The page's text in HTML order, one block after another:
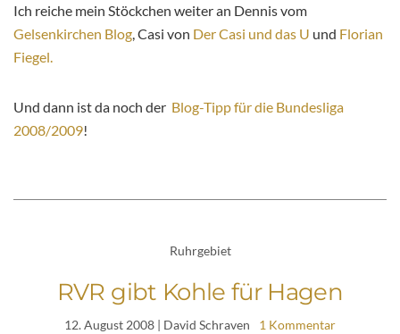
Ich reiche mein Stöckchen weiter an Dennis vom
Gelsenkirchen Blog , Casi von Der Casi und das U und Florian
Fiegel.
Und dann ist da noch der Blog-Tipp für die Bundesliga
2008/2009!
Ruhrgebiet
RVR gibt Kohle für Hagen
12. August 2008 | David Schraven 1 Kommentar